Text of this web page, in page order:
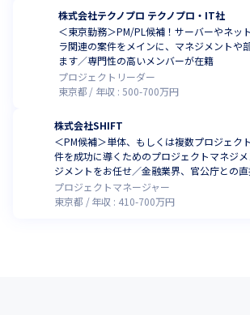
株式会社テクノプロ テクノプロ・IT社
＜東京勤務＞PM/PL候補！サーバーやネッ
ラ関連の案件をメインに、マネジメントや
ます／専門性の高いメンバーが在籍
プロジェクトリーダー
東京都
年収 : 500-700万円
株式会社SHIFT
＜PM候補＞単体、もしくは複数プロジェク
件を成功に導くためのプロジェクトマネジ
ジメントをお任せ／金融業界、官公庁との
プロジェクトマネージャー
東京都
年収 : 410-700万円